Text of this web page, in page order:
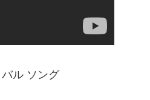
ル ソング